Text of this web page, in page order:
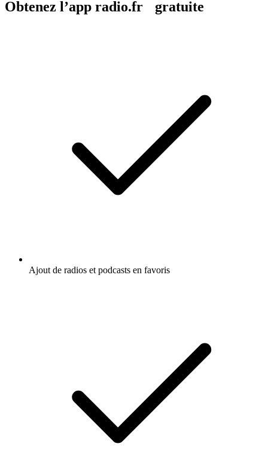
Obtenez l’app radio.fr gratuite
Ajout de radios et podcasts en favoris